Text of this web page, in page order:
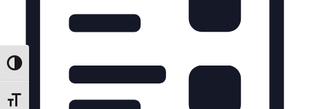
Nagy kontraszt váltása
Betűméret váltása